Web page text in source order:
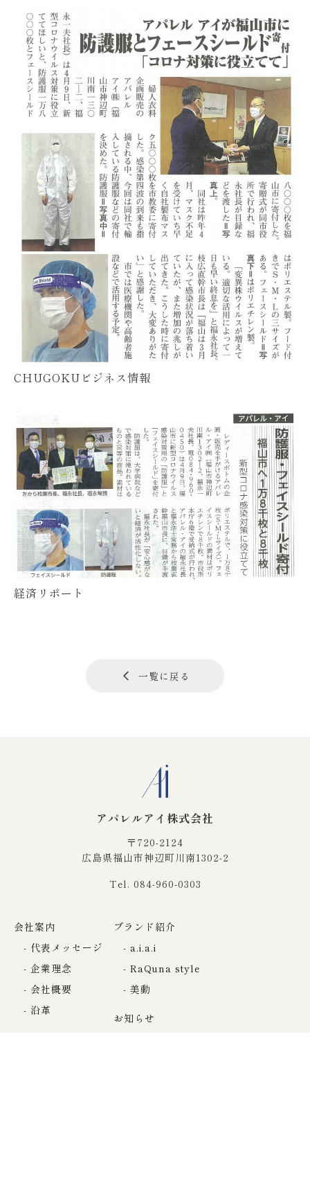
CHUGOKUビジネス情報
経済リポート
一覧に戻る
アパレルアイ株式会社
〒720-2124
広島県福山市神辺町川南1302-2
Tel. 084-960-0303
会社案内
代表メッセージ
企業理念
会社概要
沿革
ブランド紹介
a.i.a.i
RaQuna style
美動
お知らせ